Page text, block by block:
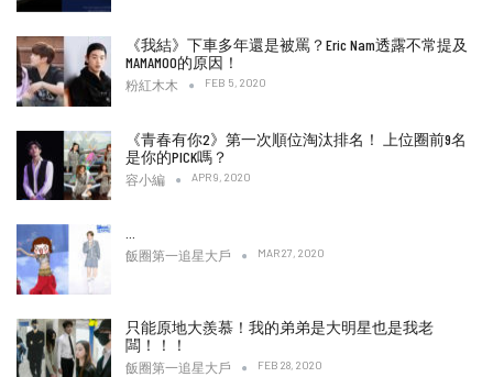
《我結》下車多年還是被罵？Eric Nam透露不常提及
MAMAMOO的原因！
粉紅木木 FEB 5, 2020
《青春有你2》第一次順位淘汰排名！ 上位圈前9名
是你的PICK嗎？
容小編 APR 9, 2020
…
飯圈第一追星大戶 MAR 27, 2020
只能原地大羨慕！我的弟弟是大明星也是我老
闆！！！
飯圈第一追星大戶 FEB 28, 2020